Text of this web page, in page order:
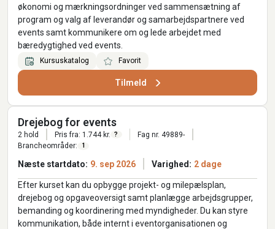
økonomi og mærkningsordninger ved sammensætning af
program og valg af leverandør og samarbejdspartnere ved
events samt kommunikere om og lede arbejdet med
bæredygtighed ved events.
Kursuskatalog Favorit
Tilmeld
Drejebog for events
2 hold Pris fra: 1.744 kr. ?
Fag nr. 49889-
Brancheområder:
1
Næste startdato: 9. sep 2026 Varighed: 2 dage
Efter kurset kan du opbygge projekt- og milepælsplan,
drejebog og opgaveoversigt samt planlægge arbejdsgrupper,
bemanding og koordinering med myndigheder. Du kan styre
kommunikation, både internt i eventorganisationen og